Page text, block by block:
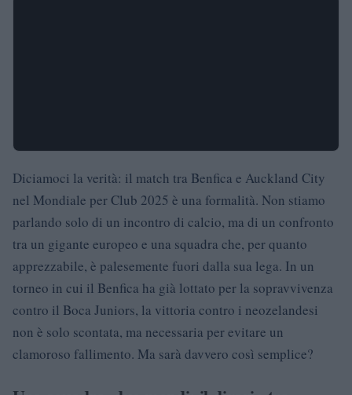
Diciamoci la verità: il match tra Benfica e Auckland City
nel Mondiale per Club 2025 è una formalità. Non stiamo
parlando solo di un incontro di calcio, ma di un confronto
tra un gigante europeo e una squadra che, per quanto
apprezzabile, è palesemente fuori dalla sua lega. In un
torneo in cui il Benfica ha già lottato per la sopravvivenza
contro il Boca Juniors, la vittoria contro i neozelandesi
non è solo scontata, ma necessaria per evitare un
clamoroso fallimento. Ma sarà davvero così semplice?